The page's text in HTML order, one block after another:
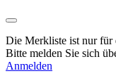
Die Merkliste ist nur für
Bitte melden Sie sich
Anmelden